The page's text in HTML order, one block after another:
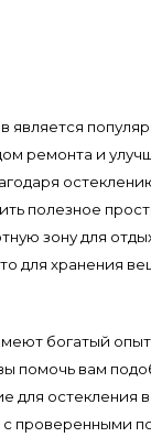
является
ремонта и
полезное
зону для
для хранения
богатый
помочь вам
для остекления
проверенными